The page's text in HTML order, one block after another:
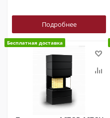
Подробнее
Бесплатная доставка